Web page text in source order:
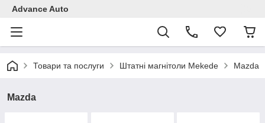
Advance Auto
Товари та послуги Штатні магнітоли Mekede Mazda
Mazda